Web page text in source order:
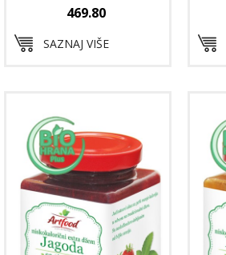
469.80
SAZNAJ VIŠE